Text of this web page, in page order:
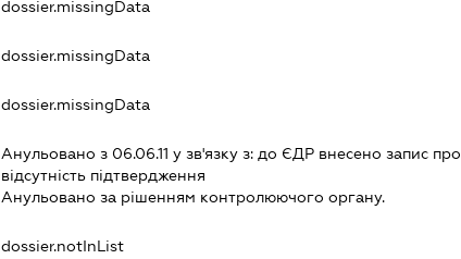
dossier.missingData
dossier.missingData
dossier.missingData
Анульовано з 06.06.11 у зв'язку з: до ЄДР внесено запис про
вiдсутнiсть пiдтвердження
Анульовано за рiшенням контролюючого органу.
dossier.notInList